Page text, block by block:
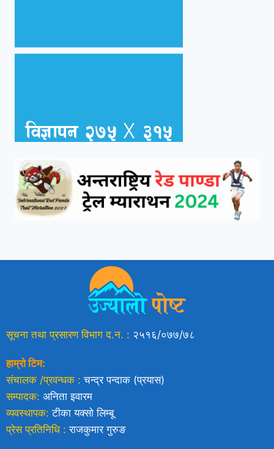
सूचना तथा प्रसारण विभाग द.न. : २५१६/०७७/७८
हाम्रो टिम:
संचालक /प्रवन्धक : चन्द्र पन्दाक (प्रयास)
सम्पादक: अनिता इवारम
व्यवस्थापक: टीका यक्साे लिम्बू
प्रेस प्रतिनिधि : राजकुमार गुरुङ